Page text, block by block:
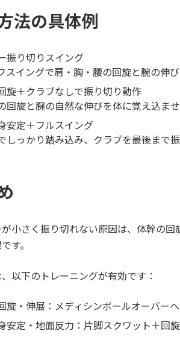
法の具体例
振り切りスイング
スイングで肩・胸・腰の回旋と腕の伸
旋＋クラブなしで振り切り動作
回旋と腕の自然な伸びを体に覚え込ませ
安定＋フルスイング
しっかり踏み込み、クラブを最後まで振
が小さく振り切れない原因は、体幹の
す。
以下のトレーニングが有効です：
旋・伸展：メディシンボールオーバー
安定・地面反力：片脚スクワット＋回